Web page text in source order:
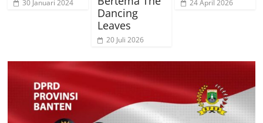
30 Januari 2024
Dancing
Leaves
20 Juli 2026
24 April 2026